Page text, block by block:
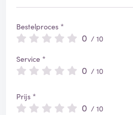
Bestelproces *
0 / 10
Service *
0 / 10
Prijs *
0 / 10